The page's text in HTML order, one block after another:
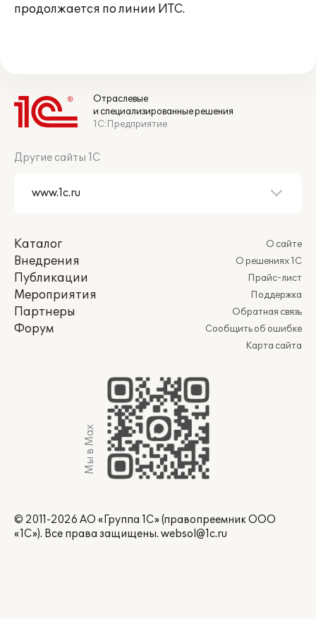
продолжается по линии ИТС.
Отраслевые
и специализированные решения
1С:Предприятие
Другие сайты 1С
Каталог
Внедрения
Публикации
Мероприятия
Партнеры
Форум
О сайте
О решениях 1С
Прайс-лист
Поддержка
Обратная связь
Сообщить об ошибке
Карта сайта
Мы в Max
© 2011-2026 АО «Группа 1С» (правопреемник ООО
«1С»). Все права защищены. websol@1c.ru